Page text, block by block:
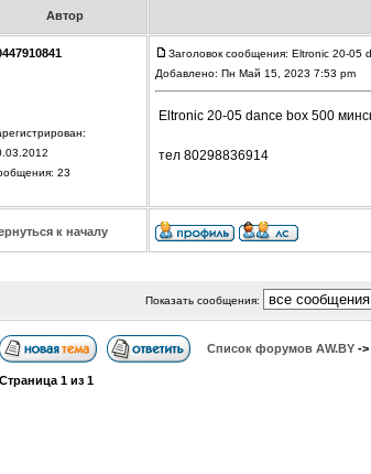
Автор
23
Заголовок сообщения: Eltronic 20-05
Добавлено: Пн Май 15, 2023 7:53 pm
Eltronic 20-05 dance box 500
тел 80298836914
к началу
Показать сообщения:
Список форумов АW.BY ->
Страница 1 из 1